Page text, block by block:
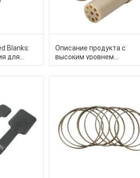
Blanks:
для
Описание продукта с
высоким уровнем
воздействия